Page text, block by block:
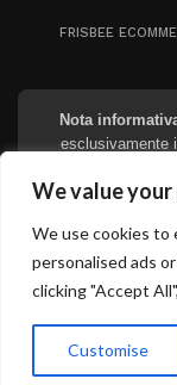
We value
We use cookies to
personalised ads
clicking "Accept
Customise
FRISBEE
Nota
esclusivamente
puramente
qualsiasi
attentamente il
Base sul Credito